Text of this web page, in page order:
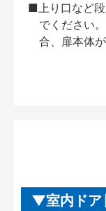
■上り口など
でください
合、扉本体
室内ドア